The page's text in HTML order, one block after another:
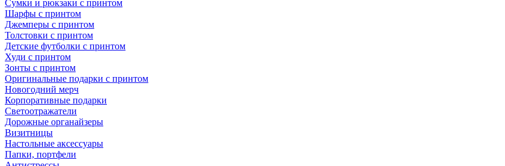
Сумки и рюкзаки с принтом
Шарфы с принтом
Джемперы с принтом
Толстовки с принтом
Детские футболки с принтом
Худи с принтом
Зонты с принтом
Оригинальные подарки с принтом
Новогодний мерч
Корпоративные подарки
Светоотражатели
Дорожные органайзеры
Визитницы
Настольные аксессуары
Папки, портфели